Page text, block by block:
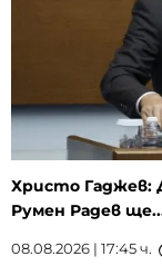
Христо Гаджев:
Румен Радев
08.08.2026 | 17:45 ч.